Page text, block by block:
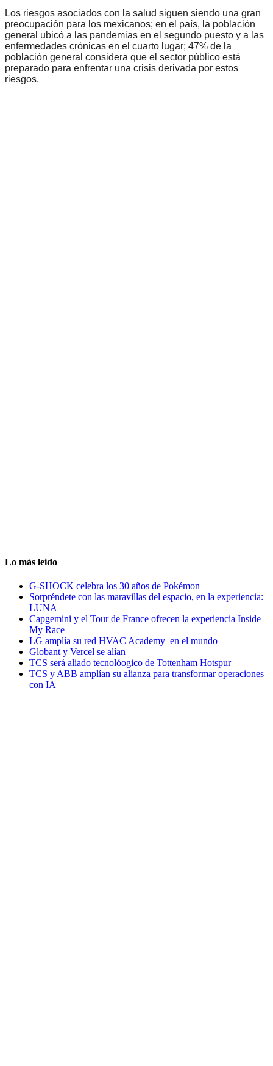
Los riesgos asociados con la salud siguen siendo una gran
preocupación para los mexicanos; en el país, la población
general ubicó a las pandemias en el segundo puesto y a las
enfermedades crónicas en el cuarto lugar; 47% de la
población general considera que el sector público está
preparado para enfrentar una crisis derivada por estos
riesgos.
Lo más leido
G-SHOCK celebra los 30 años de Pokémon
Sorpréndete con las maravillas del espacio, en la experiencia:
LUNA
Capgemini y el Tour de France ofrecen la experiencia Inside
My Race
LG amplía su red HVAC Academy en el mundo
Globant y Vercel se alían
TCS será aliado tecnolóogico de Tottenham Hotspur
TCS y ABB amplían su alianza para transformar operaciones
con IA